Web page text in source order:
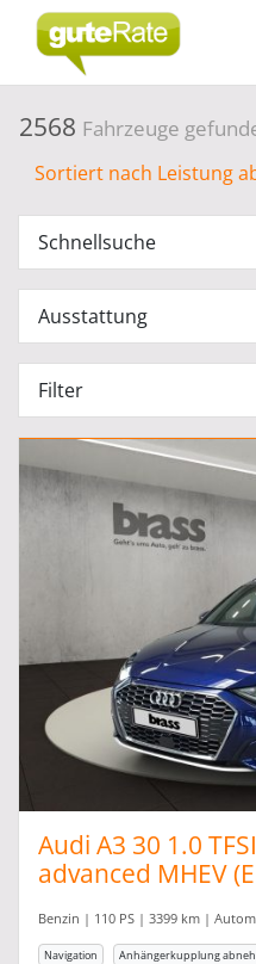
2568 Fahrzeuge
Sortiert nach Leistung
Schnellsuche
Ausstattung
Filter
Audi A3 30 1.0
advanced MHEV
Benzin | 110 PS | 3399 km |
Navigation Anhängerkupplung